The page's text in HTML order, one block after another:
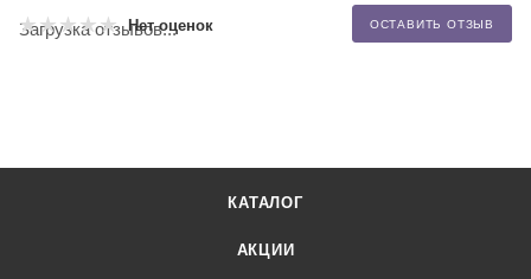
Нет оценок ОСТАВИТЬ ОТЗЫВ
Загрузка отзывов...
КАТАЛОГ
АКЦИИ